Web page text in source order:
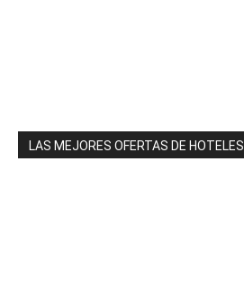
LAS MEJORES OFERTAS DE HOTELES